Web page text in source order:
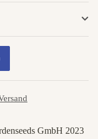
GmbH 2023